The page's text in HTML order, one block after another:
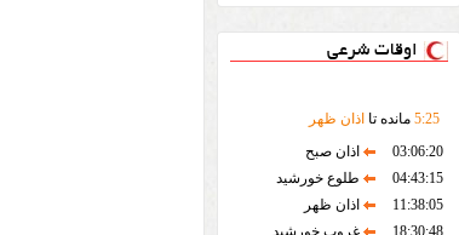
اوقات شرعی
5:25 مانده تا اذان ظهر
03:06:20
اذان صبح
04:43:15
طلوع خورشید
11:38:05
اذان ظهر
18:30:48
غروب خورشید